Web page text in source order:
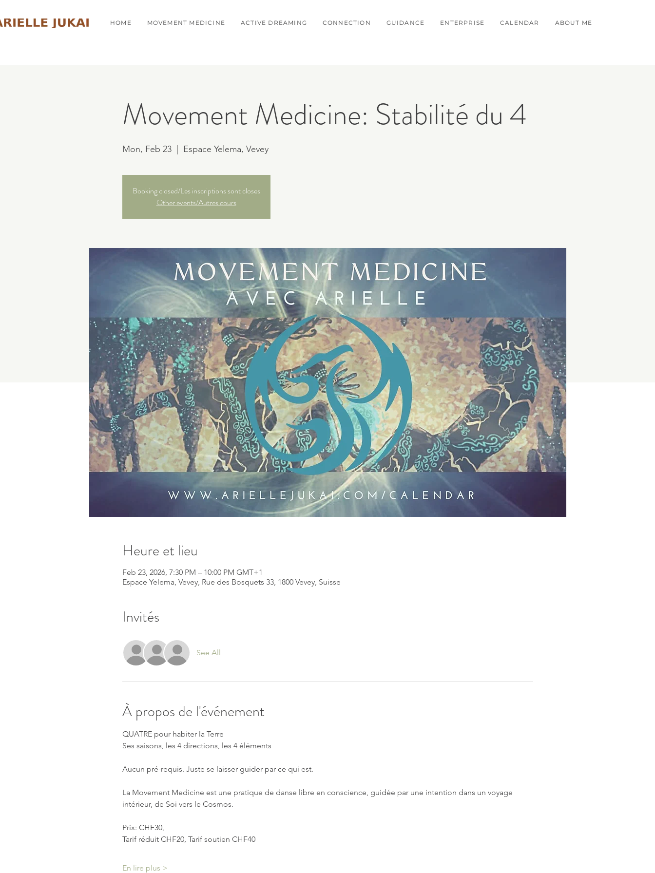
HOME MOVEMENT MEDICINE ACTIVE DREAMING CONNECTION GUIDANCE ENTERPRISE CALENDAR ABOUT ME
Movement Medicine: Stabilité du 4
Mon, Feb 23
  |
Espace Yelema, Vevey
Booking closed/Les inscriptions sont closes
Other events/Autres cours
Heure et lieu
Feb 23, 2026, 7:30 PM – 10:00 PM GMT+1
Espace Yelema, Vevey, Rue des Bosquets 33, 1800 Vevey, Suisse
Invités
See All
À propos de l'événement
QUATRE pour habiter la Terre
Ses saisons, les 4 directions, les 4 éléments
Aucun pré-requis. Juste se laisser guider par ce qui est.
La Movement Medicine est une pratique de danse libre en conscience, guidée par une intention dans un voyage
intérieur, de Soi vers le Cosmos.
Prix: CHF30,
Tarif réduit CHF20, Tarif soutien CHF40
En lire plus >